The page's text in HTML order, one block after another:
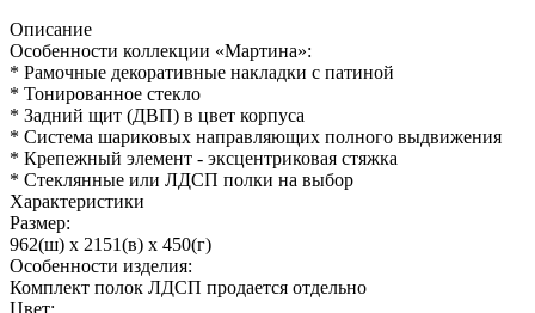
Описание
Особенности коллекции «Мартина»:
* Рамочные декоративные накладки с патиной
* Тонированное стекло
* Задний щит (ДВП) в цвет корпуса
* Система шариковых направляющих полного выдвижения
* Крепежный элемент - эксцентриковая стяжка
* Стеклянные или ЛДСП полки на выбор
Характеристики
Размер:
962(ш) x 2151(в) x 450(г)
Особенности изделия:
Комплект полок ЛДСП продается отдельно
Цвет: